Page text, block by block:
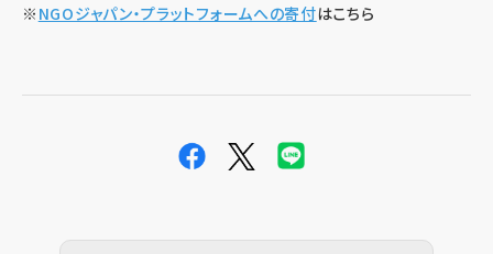
※ NGOジャパン・プラットフォームへの寄付はこちら